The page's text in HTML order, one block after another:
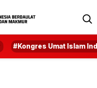
#Kongres Umat Islam